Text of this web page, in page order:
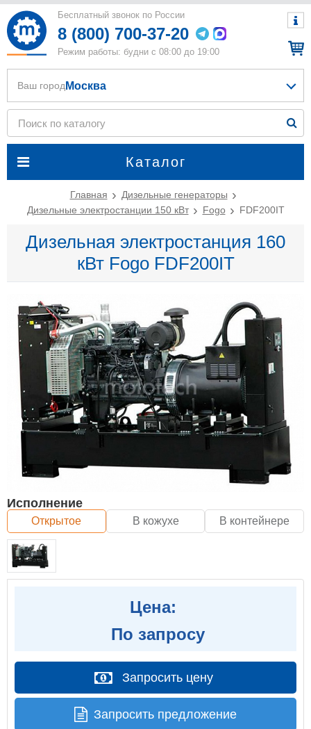
Бесплатный звонок по России
8 (800) 700-37-20
Режим работы: будни с 08:00 до 19:00
Каталог
Ваш город Москва
Главная
Дизельные генераторы
Дизельные электростанции 150 кВт
Fogo FDF200IT
Дизельная электростанция 160
кВт Fogo FDF200IT
Исполнение
Открытое В кожухе В контейнере
Цена:
По запросу
Запросить цену
Запросить предложение